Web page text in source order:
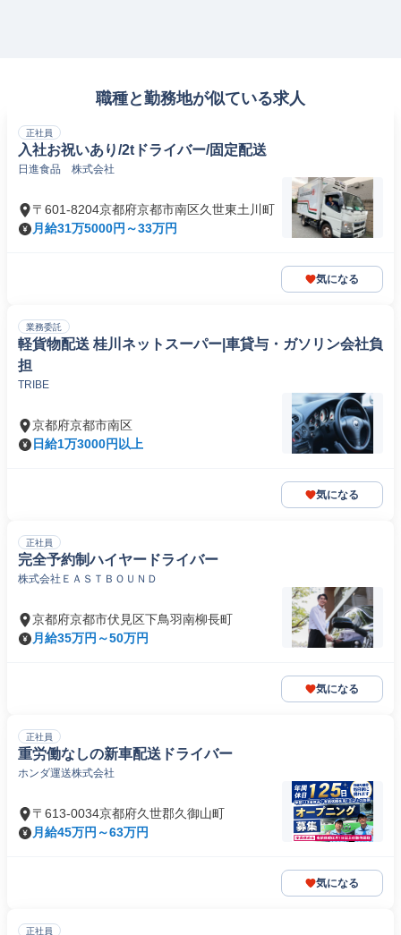
職種と勤務地が似ている求人
正社員
入社お祝いあり/2tドライバー/固定配送
日進食品 株式会社
〒601-8204京都府京都市南区久世東土川町
月給31万5000円～33万円
気になる
業務委託
軽貨物配送 桂川ネットスーパー|車貸与・ガソリン会社負
担
TRIBE
京都府京都市南区
日給1万3000円以上
気になる
正社員
完全予約制ハイヤードライバー
株式会社ＥＡＳＴＢＯＵＮＤ
京都府京都市伏見区下鳥羽南柳長町
月給35万円～50万円
気になる
正社員
重労働なしの新車配送ドライバー
ホンダ運送株式会社
〒613-0034京都府久世郡久御山町
月給45万円～63万円
気になる
正社員